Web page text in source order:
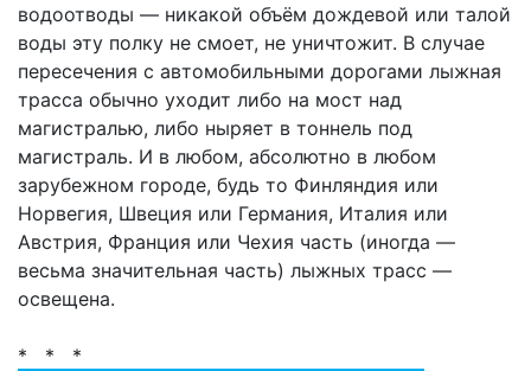
водоотводы — никакой объём дождевой или талой
воды эту полку не смоет, не уничтожит. В случае
пересечения с автомобильными дорогами лыжная
трасса обычно уходит либо на мост над
магистралью, либо ныряет в тоннель под
магистраль. И в любом, абсолютно в любом
зарубежном городе, будь то Финляндия или
Норвегия, Швеция или Германия, Италия или
Австрия, Франция или Чехия часть (иногда —
весьма значительная часть) лыжных трасс —
освещена.
* * *